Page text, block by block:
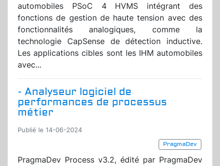
automobiles PSoC 4 HVMS intégrant des
fonctions de gestion de haute tension avec des
fonctionnalités analogiques, comme la
technologie CapSense de détection inductive.
Les applications cibles sont les IHM automobiles
avec...
- Analyseur logiciel de
performances de processus
métier
Publié le 14-06-2024
PragmaDev
PragmaDev Process v3.2, édité par PragmaDev